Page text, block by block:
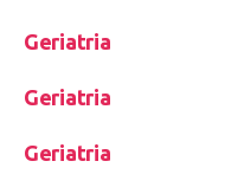
Geriatria
Geriatria
Geriatria